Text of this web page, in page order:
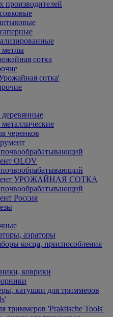
производителей
метлы
сотка
сотка'
черенков
OLOV
УРОЖАЙНАЯ СОТКА
Россия
аэраторы
косца, приспособления
коврики
катушки для триммеров
триммеров 'Praktische Tools'